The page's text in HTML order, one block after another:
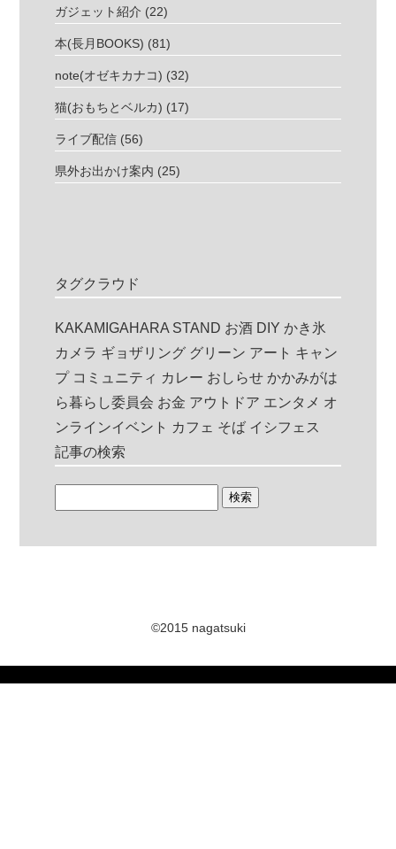
ガジェット紹介 (22)
本(長月BOOKS) (81)
note(オゼキカナコ) (32)
猫(おもちとベルカ) (17)
ライブ配信 (56)
県外お出かけ案内 (25)
タグクラウド
KAKAMIGAHARA STAND お酒 DIY かき氷
カメラ ギョザリング グリーン アート キャン
プ コミュニティ カレー おしらせ かかみがは
ら暮らし委員会 お金 アウトドア エンタメ オ
ンラインイベント カフェ そば イシフェス
記事の検索
©2015 nagatsuki